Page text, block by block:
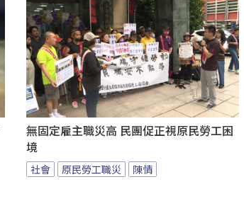
無固定雇主職災高 民團促正視原民勞工困
境
社會 原民勞工職災 陳情